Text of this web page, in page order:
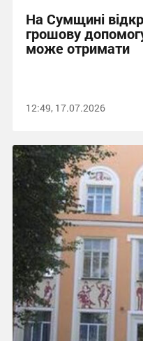
На Сумщині
грошову
може отримати
12:49, 17.07.2026